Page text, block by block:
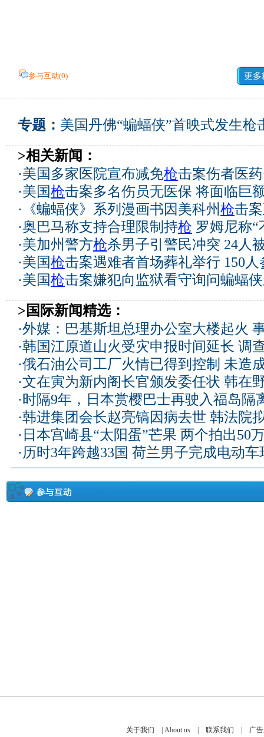
参与互动(0) 更多
专题： 美国丹佛“蝙蝠侠”首映式发生枪
>相关新闻：
·美国多家医院宣布减免枪击案伤者医
·美国枪击案多名伤员无医保 将面临巨
· 《蝙蝠侠》系列漫画书因美科州枪击
·奥巴马称支持合理限制持枪 罗姆尼称“
·美加州警方枪杀男子引警民冲突 24人
·美国枪击案遇难者首场葬礼举行 150人
·美国枪击案嫌犯向监狱看守询问蝙蝠
>国际新闻精选：
·外媒：巴基斯坦总理办公室大楼起火
·韩国江原道山火受灾申报时间延长 调
·俄石油公司工厂火情已得到控制 未造
·文在寅为新内阁长官颁发委任状 韩在
·时隔9年，日本赏樱巴士再驶入福岛隔
·韩进集团会长赵亮镐因病去世 韩法院
· 日本宫崎县“太阳蛋”芒果 两个拍出50
·历时3年跨越33国 荷兰男子完成电动车
关于我们 About us| 联系我们 广